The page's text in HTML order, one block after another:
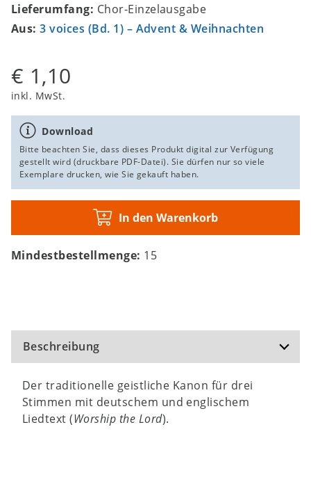
Lieferumfang: Chor-Einzelausgabe
Aus:3 voices (Bd. 1) – Advent & Weihnachten
€ 1,10
inkl. MwSt.
Download
Bitte beachten Sie, dass dieses Produkt digital zur Verfügung
gestellt wird (druckbare PDF-Datei). Sie dürfen nur so viele
Exemplare drucken, wie Sie gekauft haben.
In den Warenkorb
Mindestbestellmenge: 15
Beschreibung
Der traditionelle geistliche Kanon für drei
Stimmen mit deutschem und englischem
Liedtext (Worship the Lord).